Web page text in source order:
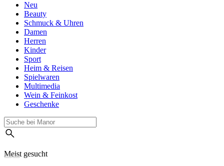
Neu
Beauty
Schmuck & Uhren
Damen
Herren
Kinder
Sport
Heim & Reisen
Spielwaren
Multimedia
Wein & Feinkost
Geschenke
Meist gesucht